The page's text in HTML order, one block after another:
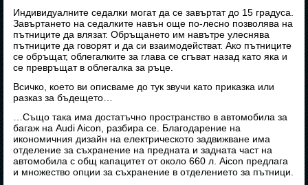
Индивидуалните седалки могат да се завъртат до 15 градуса.
Завъртането на седалките навън още по-лесно позволява на
пътниците да влязат. Обръщането им навътре улеснява
пътниците да говорят и да си взаимодействат. Ако пътниците
се обръщат, облегалките за глава се сгъват назад като яка и
се превръщат в облегалка за ръце.
Всичко, което ви описваме до тук звучи като приказка или
разказ за бъдещето…
…Също така има достатъчно пространство в автомобила за
багаж на Audi Aicon, разбира се. Благодарение на
икономичния дизайн на електрическото задвижване има
отделение за съхранение на предната и задната част на
автомобила с общ капацитет от около 660 л. Aicon предлага
и множество опции за съхранение в отделението за пътници.